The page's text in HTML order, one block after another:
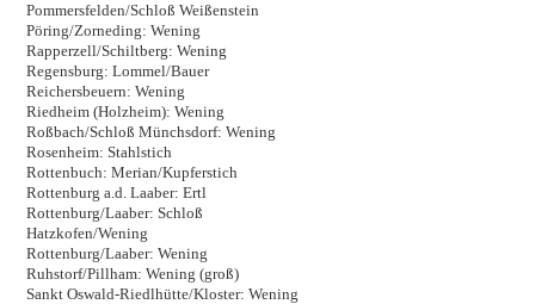
Pommersfelden/Schloß Weißenstein
Pöring/Zorneding: Wening
Rapperzell/Schiltberg: Wening
Regensburg: Lommel/Bauer
Reichersbeuern: Wening
Riedheim (Holzheim): Wening
Roßbach/Schloß Münchsdorf: Wening
Rosenheim: Stahlstich
Rottenbuch: Merian/Kupferstich
Rottenburg a.d. Laaber: Ertl
Rottenburg/Laaber: Schloß
Hatzkofen/Wening
Rottenburg/Laaber: Wening
Ruhstorf/Pillham: Wening (groß)
Sankt Oswald-Riedlhütte/Kloster: Wening